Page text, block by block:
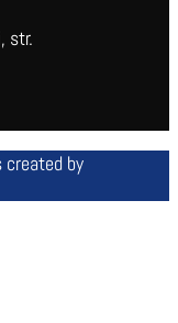
str.
by